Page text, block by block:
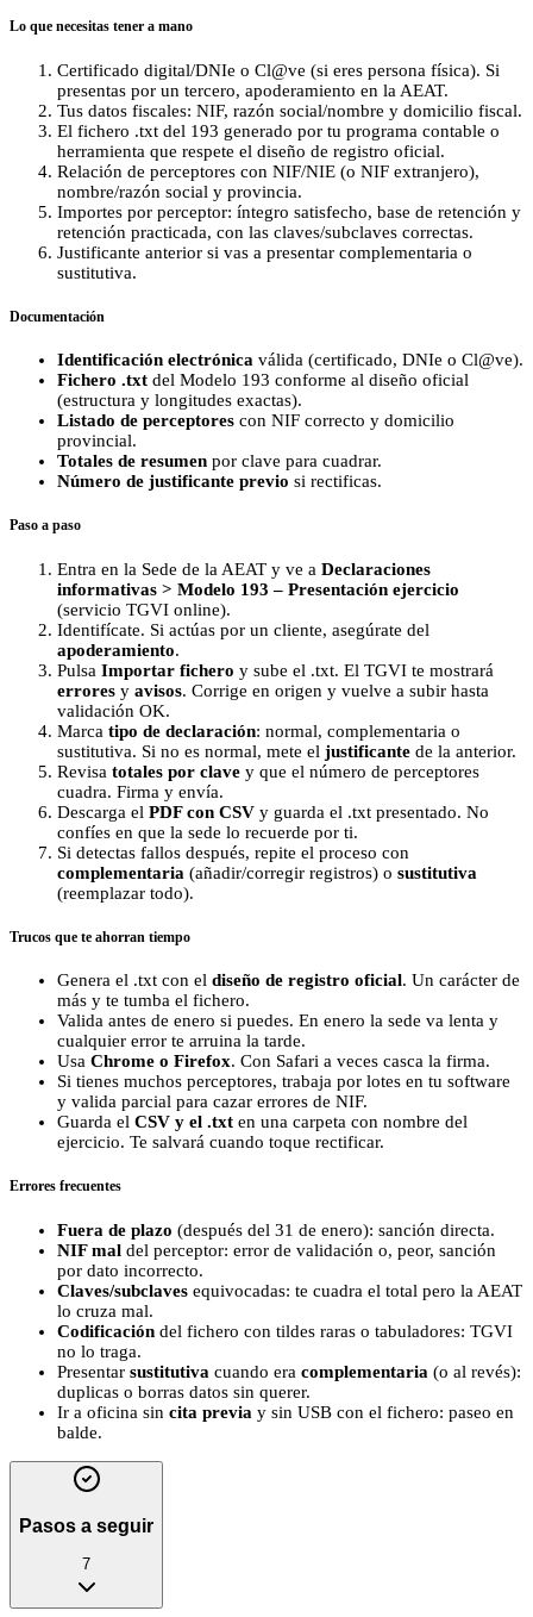
Lo que necesitas tener a mano
Certificado digital/DNIe o Cl@ve (si eres persona física). Si
presentas por un tercero, apoderamiento en la AEAT.
Tus datos fiscales: NIF, razón social/nombre y domicilio fiscal.
El fichero .txt del 193 generado por tu programa contable o
herramienta que respete el diseño de registro oficial.
Relación de perceptores con NIF/NIE (o NIF extranjero),
nombre/razón social y provincia.
Importes por perceptor: íntegro satisfecho, base de retención y
retención practicada, con las claves/subclaves correctas.
Justificante anterior si vas a presentar complementaria o
sustitutiva.
Documentación
Identificación electrónica válida (certificado, DNIe o Cl@ve).
Fichero .txt del Modelo 193 conforme al diseño oficial
(estructura y longitudes exactas).
Listado de perceptores con NIF correcto y domicilio
provincial.
Totales de resumen por clave para cuadrar.
Número de justificante previo si rectificas.
Paso a paso
Entra en la Sede de la AEAT y ve a Declaraciones
informativas > Modelo 193 – Presentación ejercicio
(servicio TGVI online).
Identifícate. Si actúas por un cliente, asegúrate del
apoderamiento.
Pulsa Importar fichero y sube el .txt. El TGVI te mostrará
errores y avisos. Corrige en origen y vuelve a subir hasta
validación OK.
Marca tipo de declaración: normal, complementaria o
sustitutiva. Si no es normal, mete el justificante de la anterior.
Revisa totales por clave y que el número de perceptores
cuadra. Firma y envía.
Descarga el PDF con CSV y guarda el .txt presentado. No
confíes en que la sede lo recuerde por ti.
Si detectas fallos después, repite el proceso con
complementaria (añadir/corregir registros) o sustitutiva
(reemplazar todo).
Trucos que te ahorran tiempo
Genera el .txt con el diseño de registro oficial. Un carácter de
más y te tumba el fichero.
Valida antes de enero si puedes. En enero la sede va lenta y
cualquier error te arruina la tarde.
Usa Chrome o Firefox. Con Safari a veces casca la firma.
Si tienes muchos perceptores, trabaja por lotes en tu software
y valida parcial para cazar errores de NIF.
Guarda el CSV y el .txt en una carpeta con nombre del
ejercicio. Te salvará cuando toque rectificar.
Errores frecuentes
Fuera de plazo (después del 31 de enero): sanción directa.
NIF mal del perceptor: error de validación o, peor, sanción
por dato incorrecto.
Claves/subclaves equivocadas: te cuadra el total pero la AEAT
lo cruza mal.
Codificación del fichero con tildes raras o tabuladores: TGVI
no lo traga.
Presentar sustitutiva cuando era complementaria (o al revés):
duplicas o borras datos sin querer.
Ir a oficina sin cita previa y sin USB con el fichero: paseo en
balde.
Pasos a seguir
7